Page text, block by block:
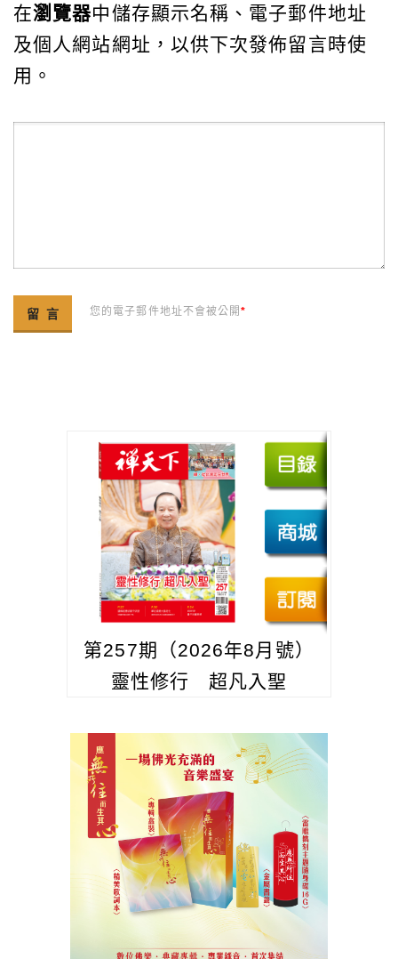
在瀏覽器中儲存顯示名稱、電子郵件地址
及個人網站網址，以供下次發佈留言時使
用。
您的電子郵件地址不會被公開*
第257期（2026年8月號）
靈性修行 超凡入聖